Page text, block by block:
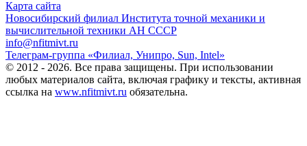
Карта сайта
Новосибирский филиал Института точной механики и
вычислительной техники АН СССР
info@nfitmivt.ru
Телеграм-группа «Филиал, Унипро, Sun, Intel»
© 2012 - 2026. Все права защищены. При использовании
любых материалов сайта, включая графику и тексты, активная
ссылка на www.nfitmivt.ru обязательна.